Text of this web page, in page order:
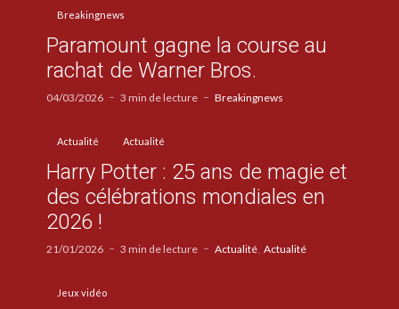
Breakingnews
Paramount gagne la course au
rachat de Warner Bros.
04/03/2026 3 min de lecture Breakingnews
Actualité Actualité
Harry Potter : 25 ans de magie et
des célébrations mondiales en
2026 !
21/01/2026 3 min de lecture Actualité Actualité
Jeux vidéo